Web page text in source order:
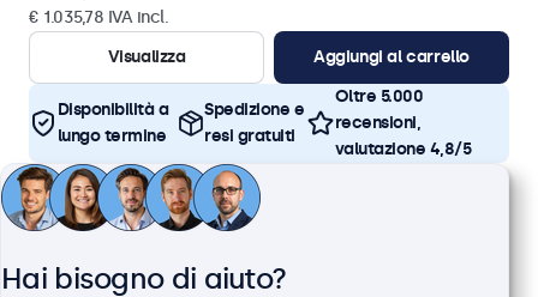
€ 1.035,78 IVA incl.
Visualizza
Aggiungi al carrello
Disponibilità a
lungo termine
Spedizione e
resi gratuiti
Oltre 5.000
recensioni,
valutazione 4,8/5
Hai bisogno di aiuto?